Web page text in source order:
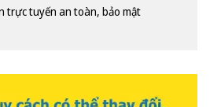
trực tuyến an toàn, bảo mật